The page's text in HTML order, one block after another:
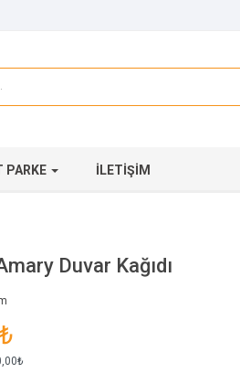
PARKE İLETIŞIM
Duvar Kağıdı